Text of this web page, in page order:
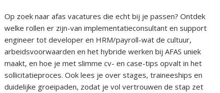
Op zoek naar afas vacatures die echt bij je passen? Ontdek
welke rollen er zijn-van implementatieconsultant en support
engineer tot developer en HRM/payroll-wat de cultuur,
arbeidsvoorwaarden en het hybride werken bij AFAS uniek
maakt, en hoe je met slimme cv- en case-tips opvalt in het
sollicitatieproces. Ook lees je over stages, traineeships en
duidelijke groeipaden, zodat je vol vertrouwen de stap zet